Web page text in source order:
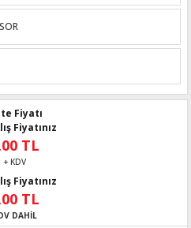
Fiyatı
Fiyatınız
TL
+ KDV
Fiyatınız
TL
DAHİL